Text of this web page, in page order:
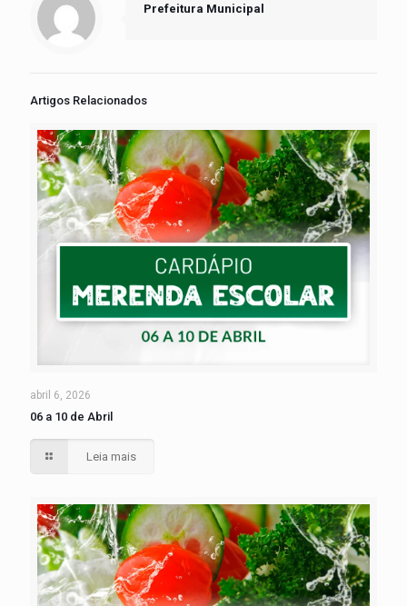
Prefeitura Municipal
Artigos Relacionados
abril 6, 2026
06 a 10 de Abril
Leia mais